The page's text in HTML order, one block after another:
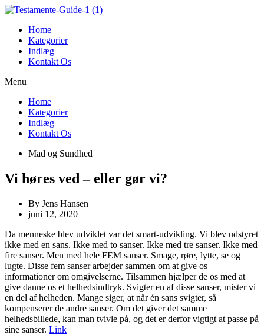
Videre
indholdHome
Kategorier
Indlæg
Kontakt Os
Menu
Home
Kategorier
Indlæg
Kontakt Os
Mad og Sundhed
Vi høres ved – eller gør vi?
By Jens Hansen
juni 12, 2020
Da menneske blev udviklet var det smart-udvikling. Vi blev udstyret
ikke med en sans. Ikke med to sanser. Ikke med tre sanser. Ikke med
fire sanser. Men med hele FEM sanser. Smage, røre, lytte, se og
lugte. Disse fem sanser arbejder sammen om at give os
informationer om omgivelserne. Tilsammen hjælper de os med at
give danne os et helhedsindtryk. Svigter en af disse sanser, mister vi
en del af helheden. Mange siger, at når én sans svigter, så
kompenserer de andre sanser. Om det giver det samme
helhedsbillede, kan man tvivle på, og det er derfor vigtigt at passe på
sine sanser. Link